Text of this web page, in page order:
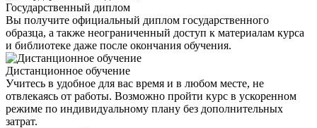
Государственный диплом
Вы получите официальный диплом государственного
образца, а также неограниченный доступ к материалам курса
и библиотеке даже после окончания обучения.
Дистанционное обучение
Учитесь в удобное для вас время и в любом месте, не
отвлекаясь от работы. Возможно пройти курс в ускоренном
режиме по индивидуальному плану без дополнительных
затрат.